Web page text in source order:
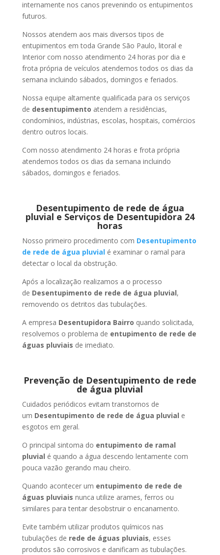
internamente nos canos prevenindo os entupimentos
futuros.
Nossos atendem aos mais diversos tipos de
entupimentos em toda Grande São Paulo, litoral e
Interior com nosso atendimento 24 horas por dia e
frota própria de veículos atendemos todos os dias da
semana incluindo sábados, domingos e feriados.
Nossa equipe altamente qualificada para os serviços
de desentupimento atendem a residências,
condomínios, indústrias, escolas, hospitais, comércios
dentro outros locais.
Com nosso atendimento 24 horas e frota própria
atendemos todos os dias da semana incluindo
sábados, domingos e feriados.
Desentupimento de rede de água
pluvial e Serviços de Desentupidora 24
horas
Nosso primeiro procedimento com Desentupimento
de rede de água pluvialé examinar o ramal para
detectar o local da obstrução.
Após a localização realizamos a o processo
de Desentupimento de rede de água pluvial,
removendo os detritos das tubulações.
A empresa Desentupidora Bairro quando solicitada,
resolvemos o problema de entupimento de rede de
águas pluviais de imediato.
Prevenção de Desentupimento de rede
de água pluvial
Cuidados periódicos evitam transtornos de
um Desentupimento de rede de água pluvial e
esgotos em geral.
O principal sintoma do entupimento de ramal
pluvial é quando a água descendo lentamente com
pouca vazão gerando mau cheiro.
Quando acontecer um entupimento de rede de
águas pluviais nunca utilize arames, ferros ou
similares para tentar desobstruir o encanamento.
Evite também utilizar produtos químicos nas
tubulações de rede de águas pluviais, esses
produtos são corrosivos e danificam as tubulações.